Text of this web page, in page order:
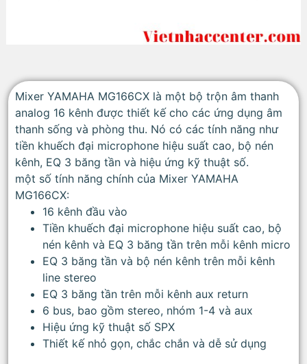
Mixer YAMAHA MG166CX là một bộ trộn âm thanh
analog 16 kênh được thiết kế cho các ứng dụng âm
thanh sống và phòng thu. Nó có các tính năng như
tiền khuếch đại microphone hiệu suất cao, bộ nén
kênh, EQ 3 băng tần và hiệu ứng kỹ thuật số.
một số tính năng chính của Mixer YAMAHA
MG166CX:
16 kênh đầu vào
Tiền khuếch đại microphone hiệu suất cao, bộ
nén kênh và EQ 3 băng tần trên mỗi kênh micro
EQ 3 băng tần và bộ nén kênh trên mỗi kênh
line stereo
EQ 3 băng tần trên mỗi kênh aux return
6 bus, bao gồm stereo, nhóm 1-4 và aux
Hiệu ứng kỹ thuật số SPX
Thiết kế nhỏ gọn, chắc chắn và dễ sử dụng